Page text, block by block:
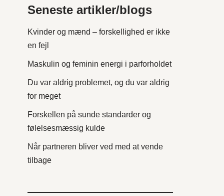
Seneste artikler/blogs
Kvinder og mænd – forskellighed er ikke
en fejl
Maskulin og feminin energi i parforholdet
Du var aldrig problemet, og du var aldrig
for meget
Forskellen på sunde standarder og
følelsesmæssig kulde
Når partneren bliver ved med at vende
tilbage